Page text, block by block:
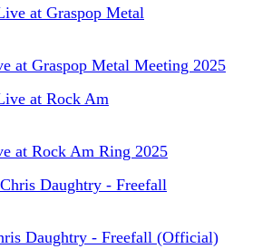
at Graspop Metal Meeting 2025
at Rock Am Ring 2025
Daughtry - Freefall (Official)